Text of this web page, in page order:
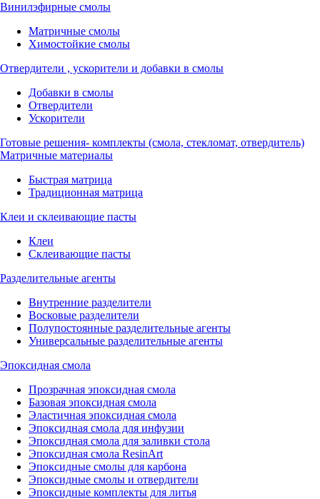
Винилэфирные смолы
Матричные смолы
Химостойкие смолы
Отвердители , ускорители и добавки в смолы
Добавки в смолы
Отвердители
Ускорители
Готовые решения- комплекты (смола, стекломат, отвердитель)
Матричные материалы
Быстрая матрица
Традиционная матрица
Клеи и склеивающие пасты
Клеи
Склеивающие пасты
Разделительные агенты
Внутренние разделители
Восковые разделители
Полупостоянные разделительные агенты
Универсальные разделительные агенты
Эпоксидная смола
Прозрачная эпоксидная смола
Базовая эпоксидная смола
Эластичная эпоксидная смола
Эпоксидная смола для инфузии
Эпоксидная смола для заливки стола
Эпоксидная смола ResinArt
Эпоксидные смолы для карбона
Эпоксидные смолы и отвердители
Эпоксидные комплекты для литья